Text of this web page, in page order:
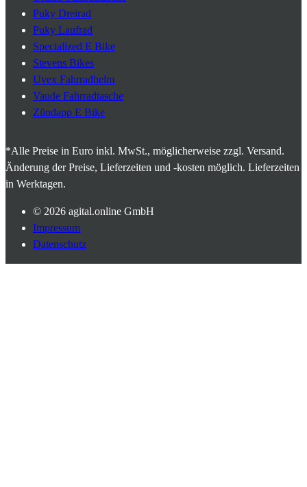
Puky Dreirad
Puky Laufrad
Specialized E Bike
Stevens Bikes
Uvex Fahrradhelm
Vaude Fahrradtasche
Zündapp E Bike
*Alle Preise in Euro inkl. MwSt., möglicherweise zzgl. Versand.
Änderung der Preise, Lieferzeiten und -kosten möglich. Lieferzeiten
in Werktagen.
© 2026 agital.online GmbH
Impressum
Datenschutz